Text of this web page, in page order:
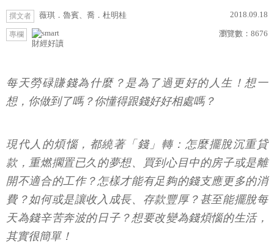
撰文者 薇琪．魯賓、喬．杜明桂 2018.09.18
專欄
財經好讀
瀏覽數： 8676
每天勞碌賺錢為什麼？是為了過更好的人生！想一
想，你做到了嗎？你懂得跟錢好好相處嗎？
現代人的煩惱，都繞著「錢」轉：怎麼擺脫沉重貸
款，重燃擱置已久的夢想、買到心目中的房子或是離
開不適合的工作？怎樣才能有足夠的錢支應更多的消
費？如何或是讓收入成長、存款豐厚？甚至能擺脫每
天為錢辛苦奔波的日子？想要改變為錢煩惱的生活，
其實很簡單！